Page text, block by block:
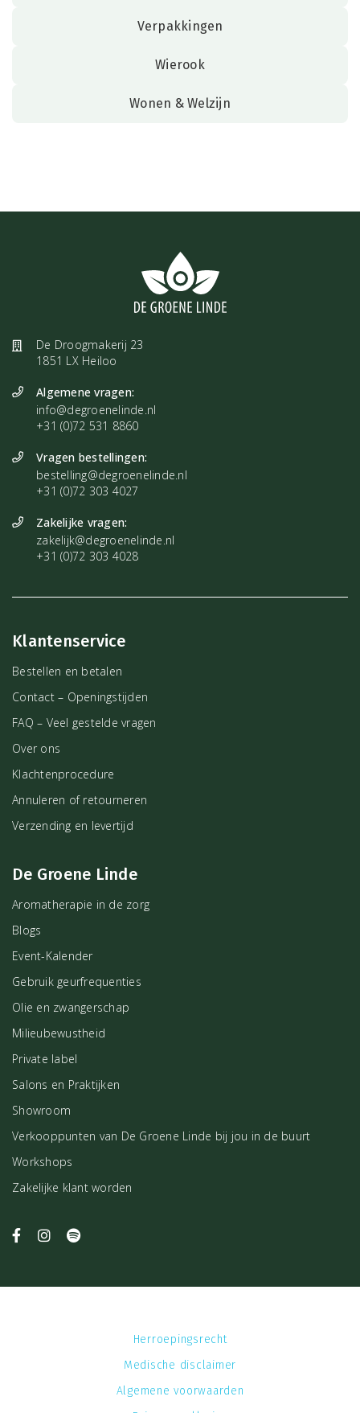
Verpakkingen
Wierook
Wonen & Welzijn
De Droogmakerij 23
1851 LX Heiloo
Algemene vragen:
info@degroenelinde.nl
+31 (0)72 531 8860
Vragen bestellingen:
bestelling@degroenelinde.nl
+31 (0)72 303 4027
Zakelijke vragen:
zakelijk@degroenelinde.nl
+31 (0)72 303 4028
Klantenservice
Bestellen en betalen
Contact – Openingstijden
FAQ – Veel gestelde vragen
Over ons
Klachtenprocedure
Annuleren of retourneren
Verzending en levertijd
De Groene Linde
Aromatherapie in de zorg
Blogs
Event-Kalender
Gebruik geurfrequenties
Olie en zwangerschap
Milieubewustheid
Private label
Salons en Praktijken
Showroom
Verkooppunten van De Groene Linde bij jou in de buurt
Workshops
Zakelijke klant worden
Herroepingsrecht
Medische disclaimer
Algemene voorwaarden